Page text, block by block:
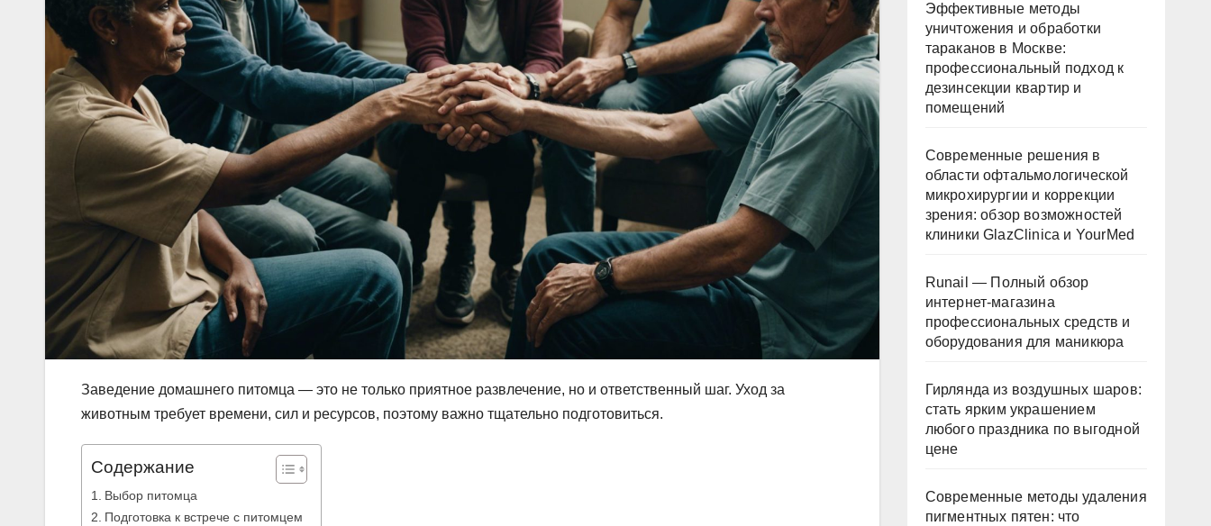
Заведение домашнего питомца — это не только приятное развлечение, но и ответственный шаг. Уход за
животным требует времени, сил и ресурсов, поэтому важно тщательно подготовиться.
Содержание
Выбор питомца
Подготовка к встрече с питомцем
Эффективные методы
уничтожения и обработки
тараканов в Москве:
профессиональный подход к
дезинсекции квартир и
помещений
Современные решения в
области офтальмологической
микрохирургии и коррекции
зрения: обзор возможностей
клиники GlazClinica и YourMed
Runail — Полный обзор
интернет-магазина
профессиональных средств и
оборудования для маникюра
Гирлянда из воздушных шаров:
стать ярким украшением
любого праздника по выгодной
цене
Современные методы удаления
пигментных пятен: что